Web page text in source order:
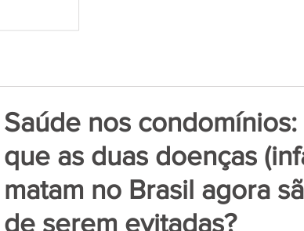
Saúde nos
que as duas doenças
matam no Brasil agora
de serem evitadas?